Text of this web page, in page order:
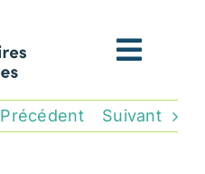
Précédent Suivant